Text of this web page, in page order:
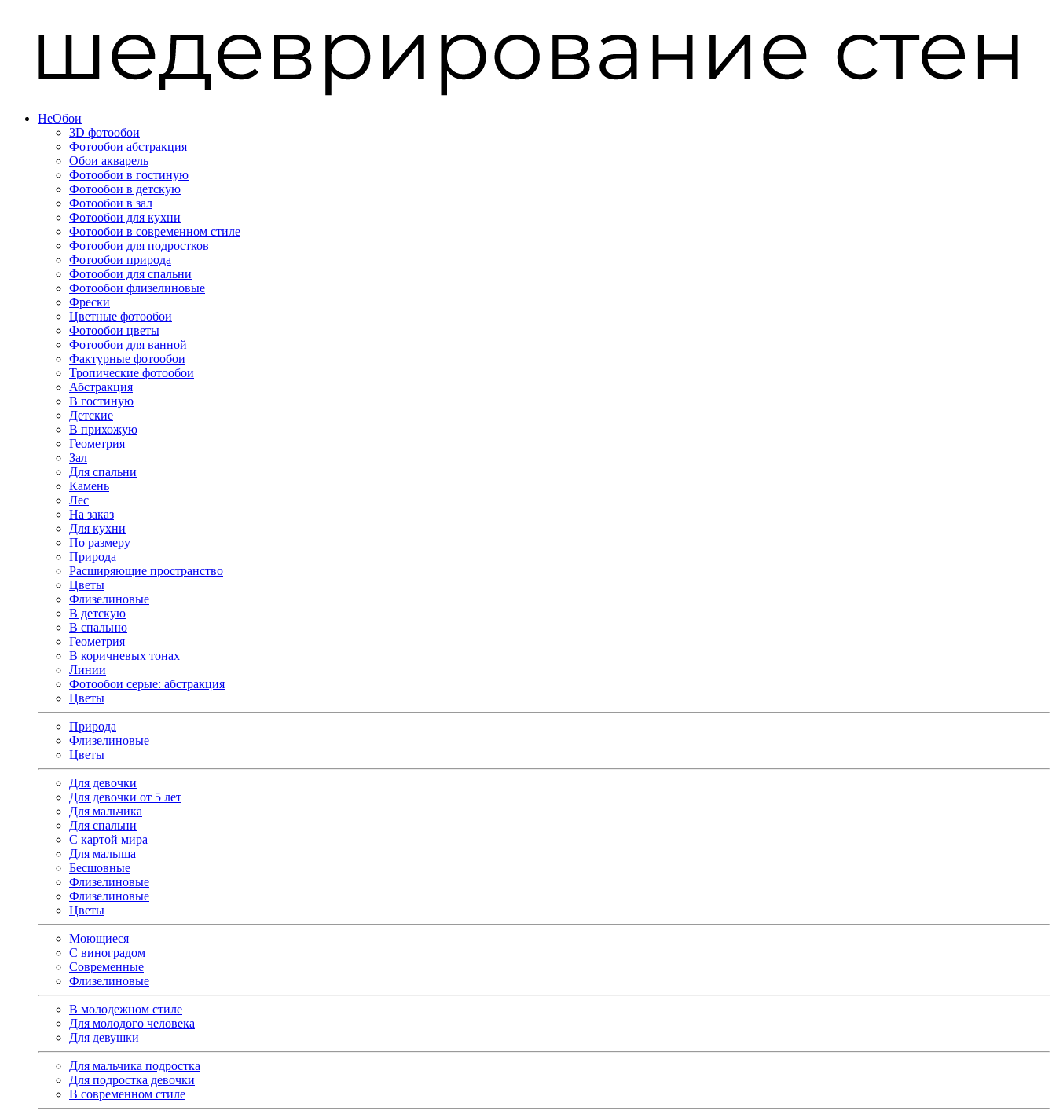
НеОбои
3D фотообои
Фотообои абстракция
Обои акварель
Фотообои в гостиную
Фотообои в детскую
Фотообои в зал
Фотообои для кухни
Фотообои в современном стиле
Фотообои для подростков
Фотообои природа
Фотообои для спальни
Фотообои флизелиновые
Фрески
Цветные фотообои
Фотообои цветы
Фотообои для ванной
Фактурные фотообои
Тропические фотообои
Абстракция
В гостиную
Детские
В прихожую
Геометрия
Зал
Для спальни
Камень
Лес
На заказ
Для кухни
По размеру
Природа
Расширяющие пространство
Цветы
Флизелиновые
В детскую
В спальню
Геометрия
В коричневых тонах
Линии
Фотообои серые: абстракция
Цветы
Природа
Флизелиновые
Цветы
Для девочки
Для девочки от 5 лет
Для мальчика
Для спальни
С картой мира
Для малыша
Бесшовные
Флизелиновые
Флизелиновые
Цветы
Моющиеся
С виноградом
Современные
Флизелиновые
В молодежном стиле
Для молодого человека
Для девушки
Для мальчика подростка
Для подростка девочки
В современном стиле